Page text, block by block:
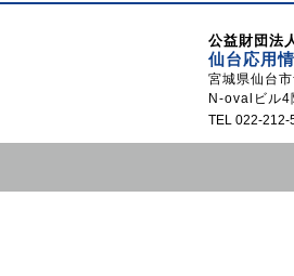
公益財団法
仙台応用
宮城県仙台
N-ovalビル4
TEL 022-212-